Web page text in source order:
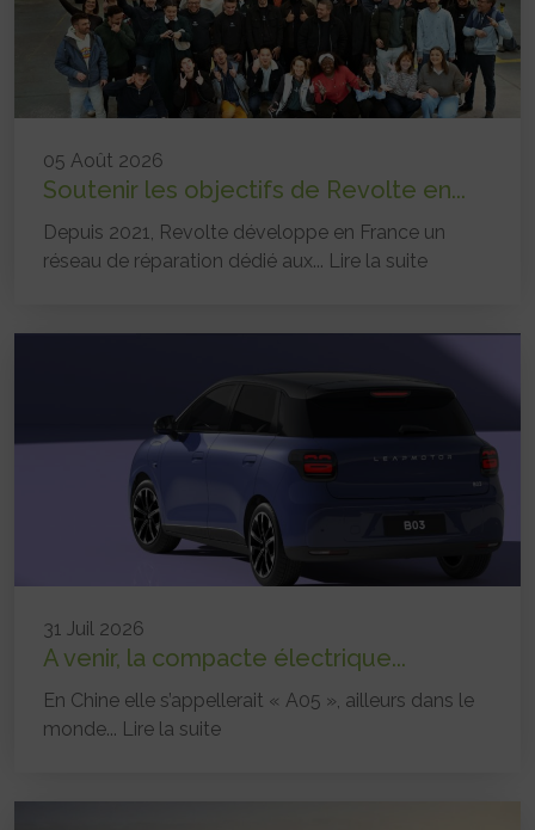
05 Août 2026
Soutenir les objectifs de Revolte en...
Depuis 2021, Revolte développe en France un
réseau de réparation dédié aux... Lire la suite
31 Juil 2026
A venir, la compacte électrique...
En Chine elle s’appellerait « A05 », ailleurs dans le
monde... Lire la suite